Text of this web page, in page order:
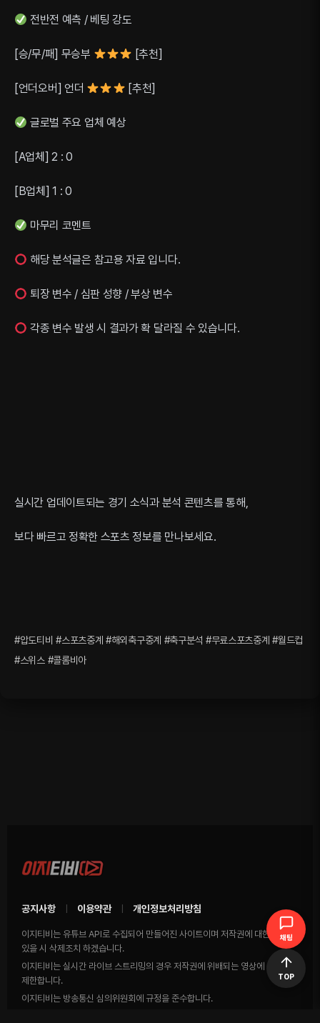
채팅
TOP
전반전 예측 / 베팅 강도
[승/무/패] 무승부 [추천]
[언더오버] 언더 [추천]
글로벌 주요 업체 예상
[A업체] 2 : 0
[B업체] 1 : 0
마무리 코멘트
해당 분석글은 참고용 자료 입니다.
퇴장 변수 / 심판 성향 / 부상 변수
각종 변수 발생 시 결과가 확 달라질 수 있습니다.
실시간 업데이트되는 경기 소식과 분석 콘텐츠를 통해,
보다 빠르고 정확한 스포츠 정보를 만나보세요.
#압도티비 #스포츠중계 #해외축구중계 #축구분석 #무료스포츠중계 #월드컵
#스위스 #콜롬비아
공지사항 이용약관 개인정보처리방침
이지티비는 유튜브 API로 수집되어 만들어진 사이트이며 저작권에 대한 영상이
있을 시 삭제조치 하겠습니다.
이지티비는 실시간 라이브 스트리밍의 경우 저작권에 위배되는 영상에 송출을
제한합니다.
이지티비는 방송통신 심의위원회에 규정을 준수합니다.